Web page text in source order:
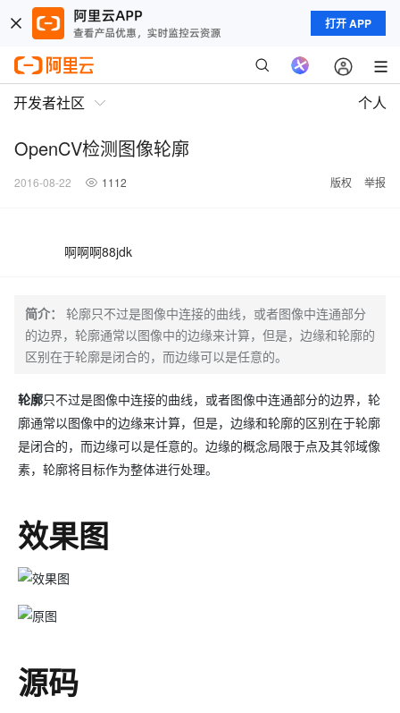
打开 APP
开发者社区 个人
OpenCV检测图像轮廓
2016-08-22 1112 版权 举报
啊啊啊88jdk
简介：
轮廓只不过是图像中连接的曲线，或者图像中连通部分
的边界，轮廓通常以图像中的边缘来计算，但是，边缘和轮廓的
区别在于轮廓是闭合的，而边缘可以是任意的。
轮廓只不过是图像中连接的曲线，或者图像中连通部分的边界，轮
廓通常以图像中的边缘来计算，但是，边缘和轮廓的区别在于轮廓
是闭合的，而边缘可以是任意的。边缘的概念局限于点及其邻域像
素，轮廓将目标作为整体进行处理。
效果图
源码